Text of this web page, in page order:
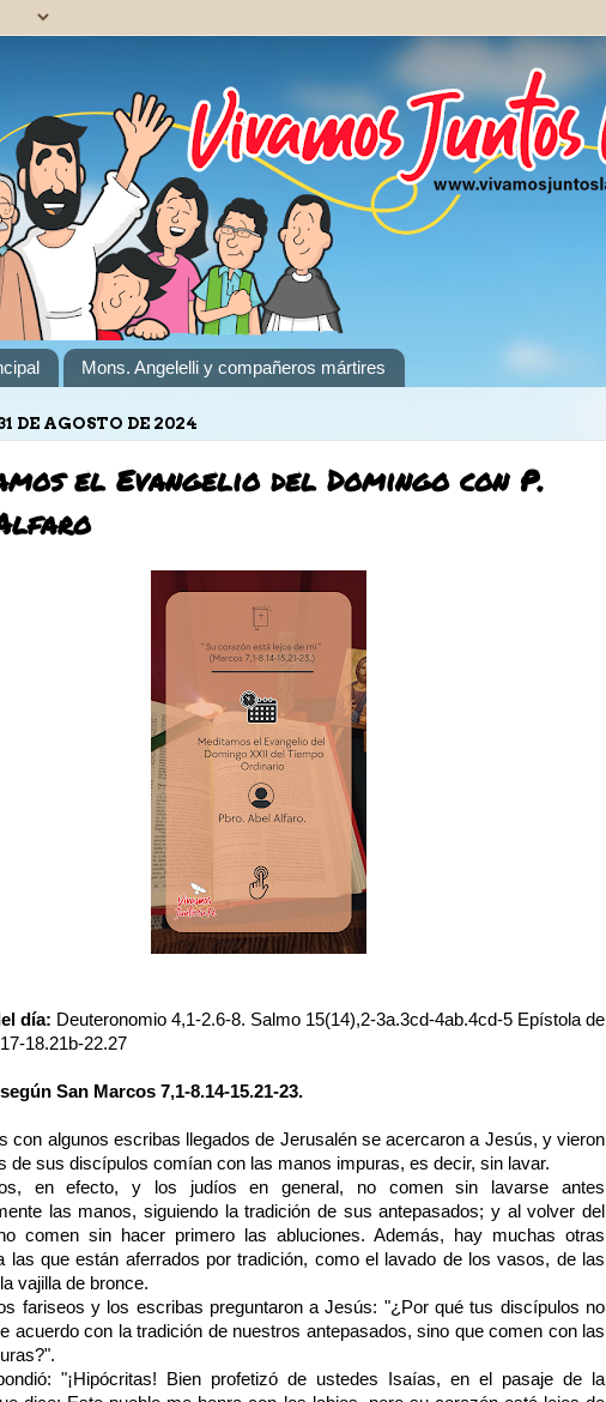
Mons. Angelelli y compañeros mártires
DE AGOSTO DE 2024
el Evangelio del Domingo con P.
día: Deuteronomio 4,1-2.6-8. Salmo 15(14),2-3a.3cd-4ab.4cd-5 Epístola de
18.21b-22.27
San Marcos 7,1-8.14-15.21-23.
con algunos escribas llegados de Jerusalén se acercaron a Jesús, y vieron
de sus discípulos comían con las manos impuras, es decir, sin lavar.
en efecto, y los judíos en general, no comen sin lavarse antes
las manos, siguiendo la tradición de sus antepasados; y al volver del
comen sin hacer primero las abluciones. Además, hay muchas otras
las que están aferrados por tradición, como el lavado de los vasos, de las
vajilla de bronce.
fariseos y los escribas preguntaron a Jesús: "¿Por qué tus discípulos no
acuerdo con la tradición de nuestros antepasados, sino que comen con las
"¡Hipócritas! Bien profetizó de ustedes Isaías, en el pasaje de la